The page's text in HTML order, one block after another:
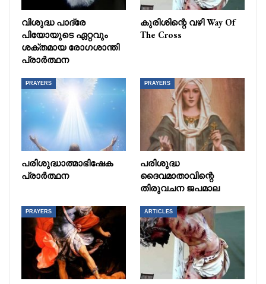
വിശുദ്ധ പാദ്രേ
പിയോയുടെ ഏറ്റവും
ശക്തമായ രോഗശാന്തി
പ്രാർത്ഥന
കുരിശിന്റെ വഴി Way Of
The Cross
PRAYERS
പരിശുദ്ധാത്മാഭിഷേക
പ്രാർത്ഥന
PRAYERS
പരിശുദ്ധ
ദൈവമാതാവിന്റെ
തിരുവചന ജപമാല
PRAYERS ARTICLES